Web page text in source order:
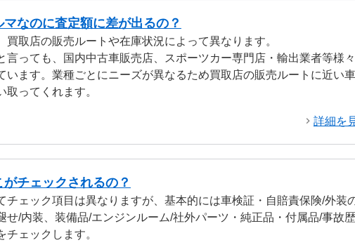
なのに査定額に差が出るの？
買取店の販売ルートや在庫状況によって異なります。
言っても、国内中古車販売店、スポーツカー専門店・輸出業者等様
います。業種ごとにニーズが異なるため買取店の販売ルートに近い
取ってくれます。
詳細を
チェックされるの？
チェック項目は異なりますが、基本的には車検証・自賠責保険/外装
せ/内装、装備品/エンジンルーム/社外パーツ・純正品・付属品/事故歴
チェックします。